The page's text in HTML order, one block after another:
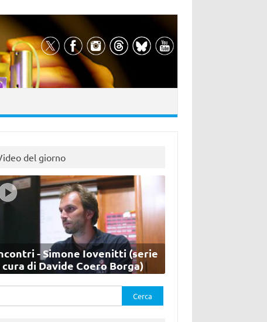
del giorno
- Simone Iovenitti (serie
cura di Davide Coero Borga)